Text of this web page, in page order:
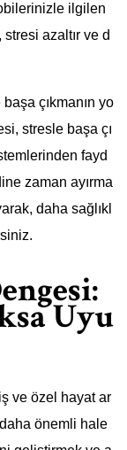
ilgilen
azaltır ve d
çıkmanın yo
stresle başa çı
fayd
zaman ayırma
daha sağlıkl
Uyu
ve özel hayat ar
önemli hale